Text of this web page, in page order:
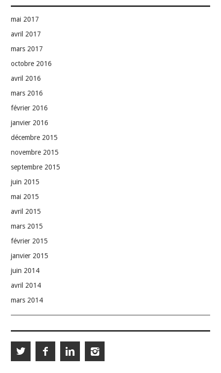
mai 2017
avril 2017
mars 2017
octobre 2016
avril 2016
mars 2016
février 2016
janvier 2016
décembre 2015
novembre 2015
septembre 2015
juin 2015
mai 2015
avril 2015
mars 2015
février 2015
janvier 2015
juin 2014
avril 2014
mars 2014